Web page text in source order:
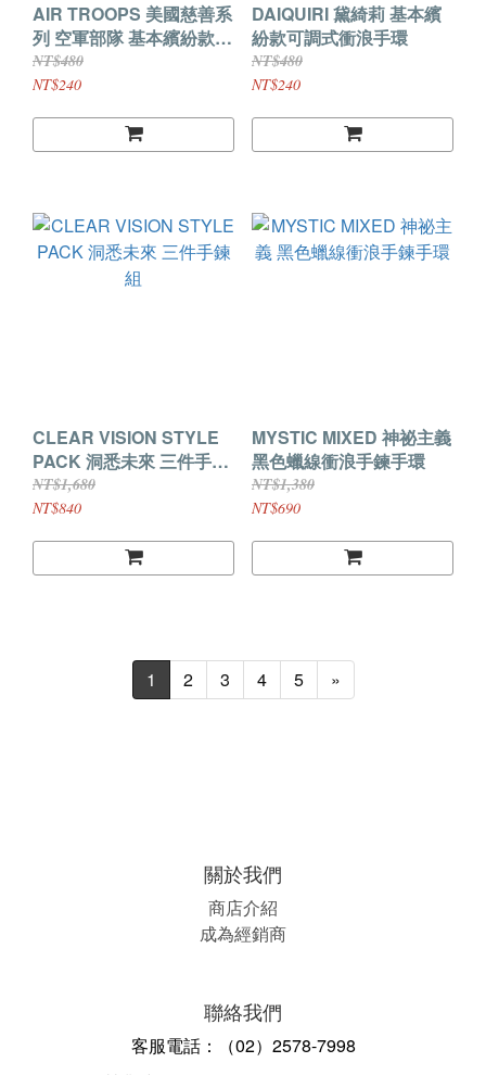
AIR TROOPS 美國慈善系
列 空軍部隊 基本繽紛款可
調式衝浪手環
NT$480
NT$240
DAIQUIRI 黛綺莉 基本繽
紛款可調式衝浪手環
NT$480
NT$240
CLEAR VISION STYLE
PACK 洞悉未來 三件手鍊
組
NT$1,680
NT$840
MYSTIC MIXED 神祕主義
黑色蠟線衝浪手鍊手環
NT$1,380
NT$690
1 2 3 4 5 »
關於我們
商店介紹
成為經銷商
聯絡我們
客服電話：（02）2578-7998